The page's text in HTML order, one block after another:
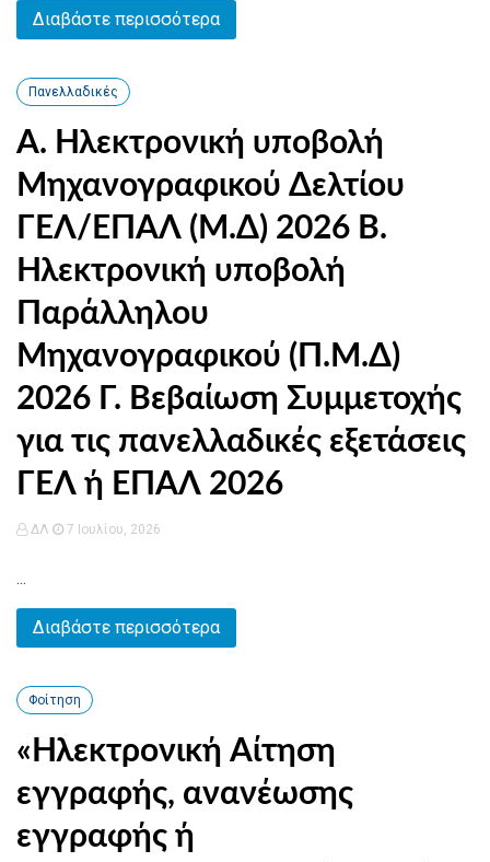
Διαβάστε περισσότερα
Πανελλαδικές
Α. Ηλεκτρονική υποβολή
Μηχανογραφικού Δελτίου
ΓΕΛ/ΕΠΑΛ (Μ.Δ) 2026 Β.
Ηλεκτρονική υποβολή
Παράλληλου
Μηχανογραφικού (Π.Μ.Δ)
2026 Γ. Βεβαίωση Συμμετοχής
για τις πανελλαδικές εξετάσεις
ΓΕΛ ή ΕΠΑΛ 2026
ΔΛ 7 Ιουλίου, 2026
...
Διαβάστε περισσότερα
Φοίτηση
«Ηλεκτρονική Αίτηση
εγγραφής, ανανέωσης
εγγραφής ή